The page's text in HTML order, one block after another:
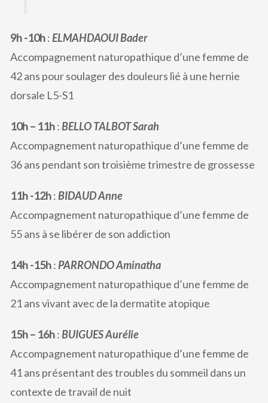
9h -10h:ELMAHDAOUI Bader
Accompagnement naturopathique d’une femme de
42 ans pour soulager des douleurs lié à une hernie
dorsale L5-S1
10h – 11h:BELLO TALBOT Sarah
Accompagnement naturopathique d’une femme de
36 ans pendant son troisième trimestre de grossesse
11h -12h:BIDAUD Anne
Accompagnement naturopathique d’une femme de
55 ans à se libérer de son addiction
14h -15h: PARRONDO Aminatha
Accompagnement naturopathique d’une femme de
21 ans vivant avec de la dermatite atopique
15h – 16h:BUIGUES Aurélie
Accompagnement naturopathique d’une femme de
41 ans présentant des troubles du sommeil dans un
contexte de travail de nuit